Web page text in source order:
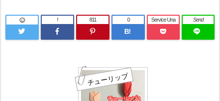
! 811
B!
0 Service Una Send
チューリップ